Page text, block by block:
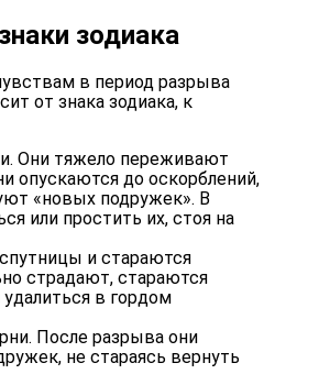
зодиака
в период разрыва
от знака зодиака, к
Они тяжело переживают
опускаются до оскорблений,
«новых подружек». В
или простить их, стоя на
и стараются
страдают, стараются
в гордом
После разрыва они
не стараясь вернуть